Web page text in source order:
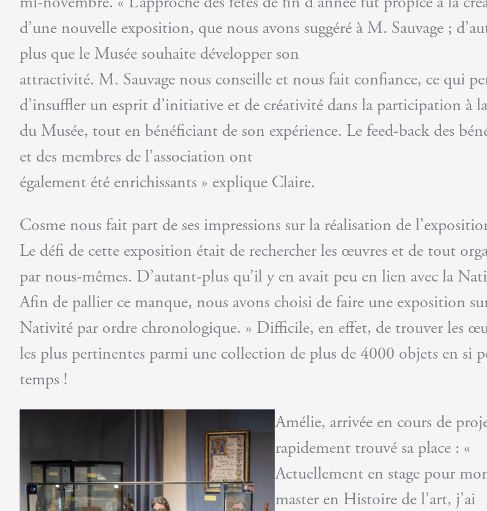
d’une nouvelle exposition, que nous avons suggéré à M. Sauvage ;
plus que le Musée souhaite développer son
attractivité. M. Sauvage nous conseille et nous fait confiance, ce qui
d’insuffler un esprit d’initiative et de créativité dans la participation à
du Musée, tout en bénéficiant de son expérience. Le feed-back des
et des membres de l’association ont
également été enrichissants » explique Claire.
Cosme nous fait part de ses impressions sur la réalisation de
Le défi de cette exposition était de rechercher les œuvres et de tout
par nous-mêmes. D’autant-plus qu’il y en avait peu en lien avec la
Afin de pallier ce manque, nous avons choisi de faire une exposition
Nativité par ordre chronologique. » Difficile, en effet, de trouver les
les plus pertinentes parmi une collection de plus de 4000 objets en si
temps !
Amélie, arrivée en cours de
rapidement trouvé sa place : «
Actuellement en stage pour
master en Histoire de l’art, j’ai